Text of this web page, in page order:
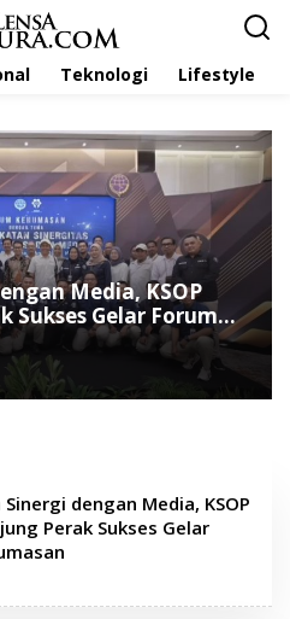
Teknologi Lifestyle
Media, KSOP
Sukses Gelar Forum
dengan Media, KSOP
Perak Sukses Gelar